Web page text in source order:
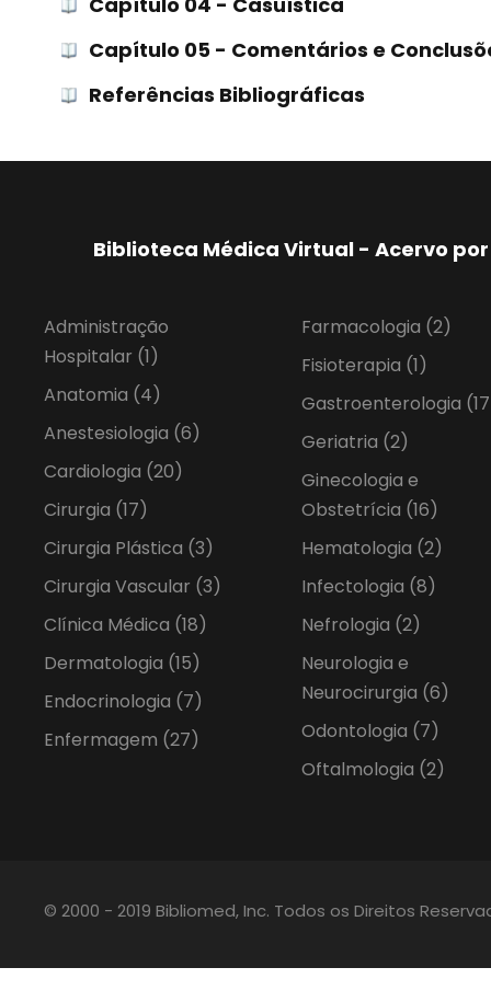
Capítulo 05 - Comentários e
Referências Bibliográficas
Biblioteca Médica Virtual - Acervo
Administração
Hospitalar (1)
Anatomia (4)
Anestesiologia (6)
Cardiologia (20)
Cirurgia (17)
Cirurgia Plástica (3)
Cirurgia Vascular (3)
Clínica Médica (18)
Dermatologia (15)
Endocrinologia (7)
Enfermagem (27)
Farmacologia (2)
Fisioterapia (1)
Gastroenterologia
Geriatria (2)
Ginecologia e
Obstetrícia (16)
Hematologia (2)
Infectologia (8)
Nefrologia (2)
Neurologia e
Neurocirurgia (6)
Odontologia (7)
Oftalmologia (2)
© 2000 - 2019 Bibliomed, Inc. Todos os Direitos